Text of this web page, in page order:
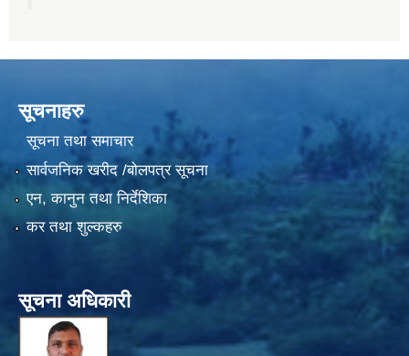
सूचनाहरु
सूचना तथा समाचार
सार्वजनिक खरीद /बोलपत्र सूचना
एन, कानुन तथा निर्देशिका
कर तथा शुल्कहरु
सूचना अधिकारी